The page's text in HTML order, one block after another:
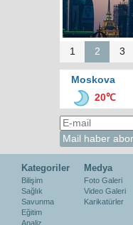
1 2 3
Moskova
20℃
Kategoriler
Bilişim
Sağlık
Savunma
Eğitim
Analiz
Medya
Foto Galeri
Video Galeri
Karikatürler